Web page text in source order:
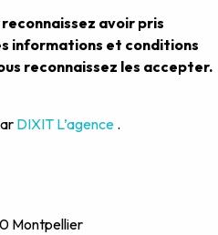
avoir pris
informations et conditions
reconnaissez les accepter.
DIXIT L’agence .
Montpellier